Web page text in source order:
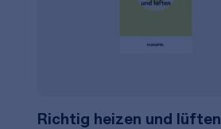
Richtig heizen und lüften